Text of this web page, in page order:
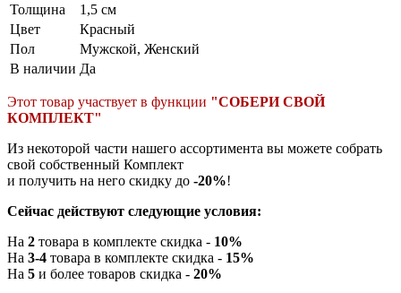
Толщина
1,5 см
Цвет
Красный
Пол
Мужской, Женский
В наличии Да
Этот товар участвует в функции "СОБЕРИ СВОЙ
КОМПЛЕКТ"
Из некоторой части нашего ассортимента вы можете собрать
свой собственный Комплект
и получить на него скидку до -20%!
Сейчас действуют следующие условия:
На 2 товара в комплекте скидка - 10%
На 3-4 товара в комплекте скидка - 15%
На 5 и более товаров скидка - 20%